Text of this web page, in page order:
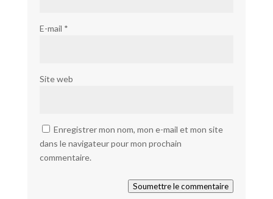
E-mail *
Site web
Enregistrer mon nom, mon e-mail et mon site
dans le navigateur pour mon prochain
commentaire.
Soumettre le commentaire